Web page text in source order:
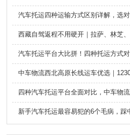
汽车托运四种运输方式区别详解，选
汽车托运平台大比拼！四种托运方式
中车物流西北高原长线运车优选｜
四种汽车托运平台全面对比，中车物
新手汽车托运最容易犯的6个毛病，踩